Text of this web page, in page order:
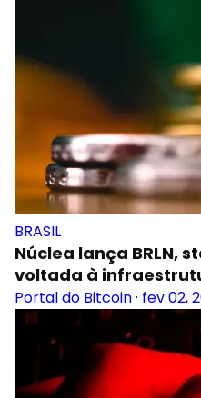
BRASIL
Núclea lança BRLN,
voltada à
Portal do Bitcoin· fev 02,